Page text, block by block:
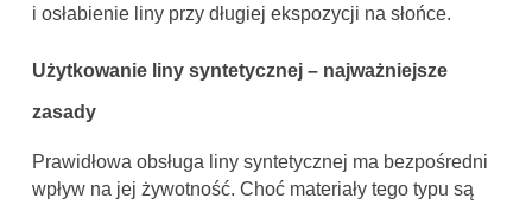
i osłabienie liny przy długiej ekspozycji na słońce.
Użytkowanie liny syntetycznej – najważniejsze
zasady
Prawidłowa obsługa liny syntetycznej ma bezpośredni
wpływ na jej żywotność. Choć materiały tego typu są